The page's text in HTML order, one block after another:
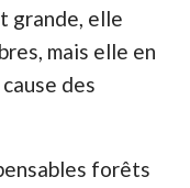
grande, elle
mais elle en
des
forêts